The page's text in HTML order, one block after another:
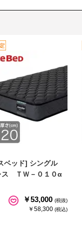
ベッド] シングル
ス ＴＷ－０１０α
￥53,000 (税抜)
￥58,300 (税込)